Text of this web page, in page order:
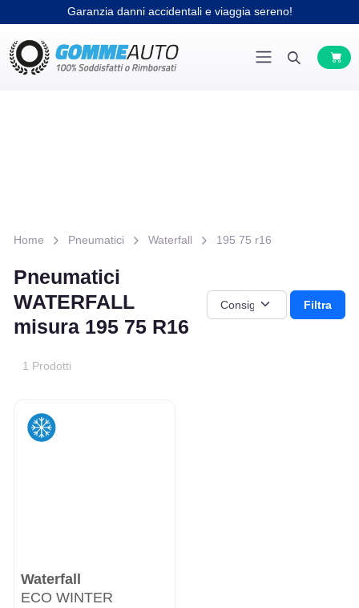
Garanzia danni accidentali e viaggia sereno!
Home Pneumatici Waterfall 195 75 r16
Pneumatici
WATERFALL
misura 195 75 R16
Filtra
1 Prodotti
Waterfall
ECO WINTER